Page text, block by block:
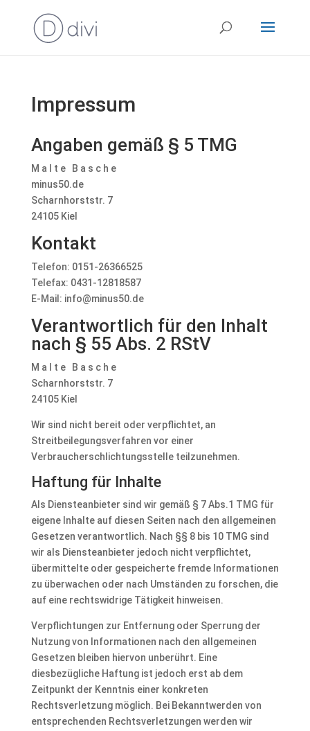
Impressum
Angaben gemäß § 5 TMG
M a l t e B a s c h e
minus50.de
Scharnhorststr. 7
24105 Kiel
Kontakt
Telefon: 0151-26366525
Telefax: 0431-12818587
E-Mail: info@minus50.de
Verantwortlich für den Inhalt
nach § 55 Abs. 2 RStV
M a l t e B a s c h e
Scharnhorststr. 7
24105 Kiel
Wir sind nicht bereit oder verpflichtet, an
Streitbeilegungsverfahren vor einer
Verbraucherschlichtungsstelle teilzunehmen.
Haftung für Inhalte
Als Diensteanbieter sind wir gemäß § 7 Abs.1 TMG für
eigene Inhalte auf diesen Seiten nach den allgemeinen
Gesetzen verantwortlich. Nach §§ 8 bis 10 TMG sind
wir als Diensteanbieter jedoch nicht verpflichtet,
übermittelte oder gespeicherte fremde Informationen
zu überwachen oder nach Umständen zu forschen, die
auf eine rechtswidrige Tätigkeit hinweisen.
Verpflichtungen zur Entfernung oder Sperrung der
Nutzung von Informationen nach den allgemeinen
Gesetzen bleiben hiervon unberührt. Eine
diesbezügliche Haftung ist jedoch erst ab dem
Zeitpunkt der Kenntnis einer konkreten
Rechtsverletzung möglich. Bei Bekanntwerden von
entsprechenden Rechtsverletzungen werden wir